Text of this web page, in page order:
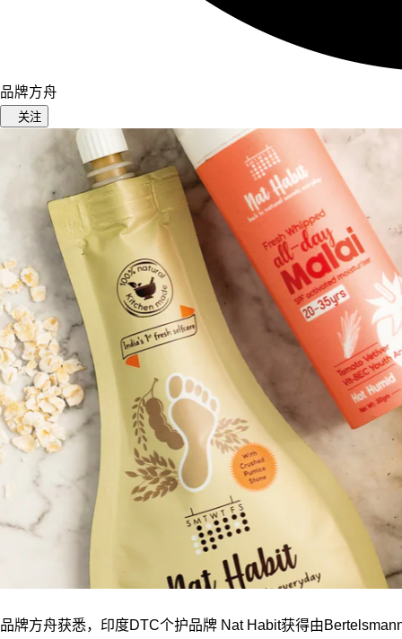
品牌方舟
关注
品牌方舟获悉，印度DTC个护品牌 Nat Habit获得由